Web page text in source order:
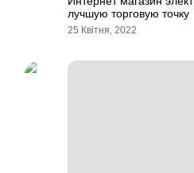
лучшую торговую точку
25 Квітня, 2022